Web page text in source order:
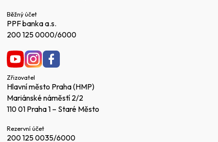
Běžný účet
PPF banka a.s.
200 125 0000/6000
Zřizovatel
Hlavní město Praha (HMP)
Mariánské náměstí 2/2
110 01 Praha 1 – Staré Město
Rezervní účet
200 125 0035/6000